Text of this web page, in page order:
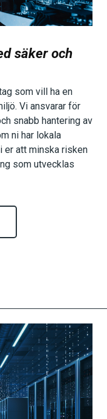
säker och
som vill ha en
Vi ansvarar för
snabb hantering av
ni har lokala
er att minska risken
som utvecklas